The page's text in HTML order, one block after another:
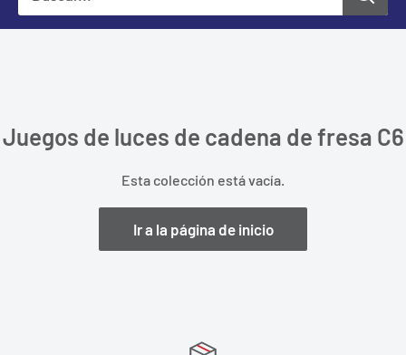
Juegos de luces de cadena de fresa C6
Esta colección está vacía.
Ir a la página de inicio